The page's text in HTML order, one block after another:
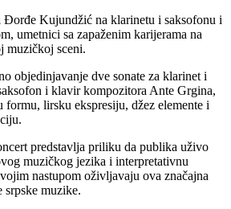
Đorđe Kujundžić na klarinetu i saksofonu i
umetnici sa zapaženim karijerama na
muzičkoj sceni.
objedinjavanje dve sonate za klarinet i
i klavir kompozitora Ante Grgina,
formu, lirsku ekspresiju, džez elemente i
predstavlja priliku da publika uživo
muzičkog jezika i interpretativnu
nastupom oživljavaju ova značajna
srpske muzike.